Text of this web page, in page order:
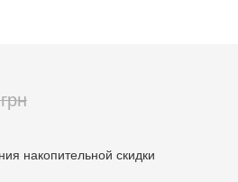
накопительной скидки